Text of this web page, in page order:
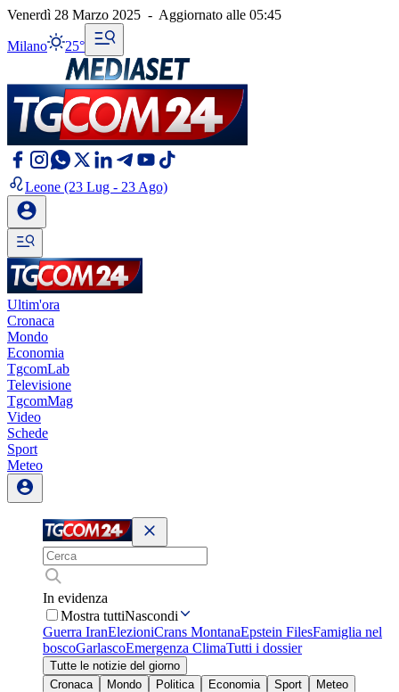
Venerdì 28 Marzo 2025 - Aggiornato alle 05:45
Milano 25°
Leone (23 Lug - 23 Ago)
Ultim'ora
Cronaca
Mondo
Economia
TgcomLab
Televisione
TgcomMag
Video
Schede
Sport
Meteo
In evidenza
Mostra tuttiNascondi
Guerra IranElezioniCrans MontanaEpstein FilesFamiglia nel
boscoGarlascoEmergenza ClimaTutti i dossier
Tutte le notizie del giorno
Cronaca
Mondo Politica Economia Sport
Meteo